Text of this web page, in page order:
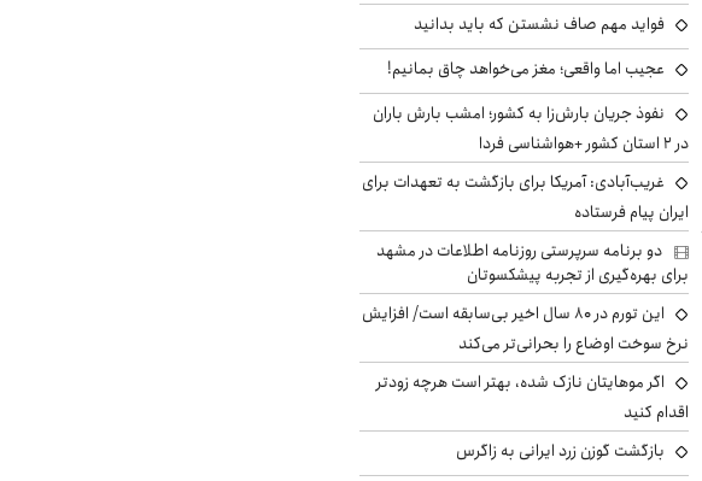
فواید مهم صاف نشستن که باید بدانید
عجیب اما واقعی؛ مغز می‌خواهد چاق بمانیم!
نفوذ جریان بارش‌زا به کشور؛ امشب بارش باران
در ۲ استان کشور +هواشناسی فردا
غریب‌آبادی: آمریکا برای بازگشت به تعهدات برای
ایران پیام فرستاده
دو برنامه سرپرستی روزنامه اطلاعات در مشهد
برای بهره‌گیری از تجربه پیشکسوتان
این تورم در ۸۰ سال اخیر بی‌سابقه است/ افزایش
نرخ سوخت اوضاع را بحرانی‌تر می‌کند
اگر موهایتان نازک شده، بهتر است هرچه زودتر
اقدام کنید
بازگشت گوزن زرد ایرانی به زاگرس